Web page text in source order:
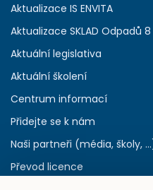
Aktualizace IS ENVITA
Aktualizace SKLAD Odpadů 8
Aktuální legislativa
Aktuální školení
Centrum informací
Přidejte se k nám
Naši partneři (média, školy,
Převod licence